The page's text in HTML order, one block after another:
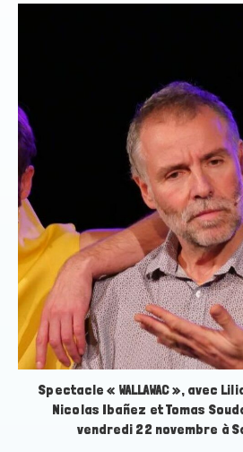
Spectacle « WALLAWAC », avec
Nicolas Ibañez et Tomas
vendredi 22 novembre à